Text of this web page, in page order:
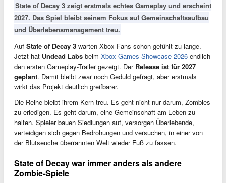
State of Decay 3 zeigt erstmals echtes Gameplay und erscheint
2027. Das Spiel bleibt seinem Fokus auf Gemeinschaftsaufbau
und Überlebensmanagement treu.
Auf State of Decay 3 warten Xbox-Fans schon gefühlt zu lange.
Jetzt hat Undead Labs beim Xbox Games Showcase 2026 endlich
den ersten Gameplay-Trailer gezeigt. Der Release ist für 2027
geplant. Damit bleibt zwar noch Geduld gefragt, aber erstmals
wirkt das Projekt deutlich greifbarer.
Die Reihe bleibt ihrem Kern treu. Es geht nicht nur darum, Zombies
zu erledigen. Es geht darum, eine Gemeinschaft am Leben zu
halten. Spieler bauen Siedlungen auf, versorgen Überlebende,
verteidigen sich gegen Bedrohungen und versuchen, in einer von
der Blutseuche überrannten Welt wieder Fuß zu fassen.
State of Decay war immer anders als andere
Zombie-Spiele